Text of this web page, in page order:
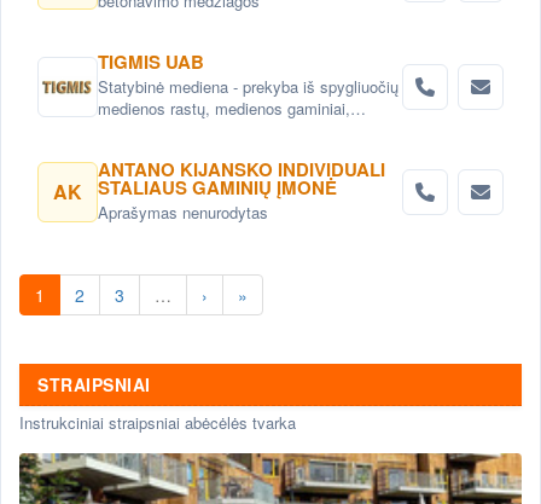
TIGMIS UAB
Statybinė mediena - prekyba iš spygliuočių
medienos rastų, medienos gaminiai,
AK
ANTANO KIJANSKO INDIVIDUALI
STALIAUS GAMINIŲ ĮMONĖ
Aprašymas nenurodytas
1 2 3 … › »
STRAIPSNIAI
Instrukciniai straipsniai abėcėlės tvarka